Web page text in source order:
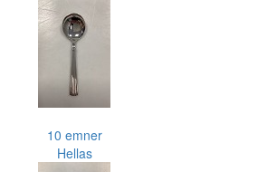
10 emner
Hellas